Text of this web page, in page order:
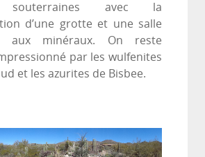
souterraines avec la
d’une grotte et une salle
aux minéraux. On reste
par les wulfenites
et les azurites de Bisbee.